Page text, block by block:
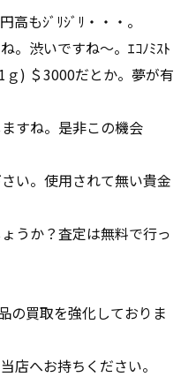
高もｼﾞﾘｼﾞﾘ・・・。
。渋いですね～。ｴｺﾉﾐｽﾄ
) ＄3000だとか。夢が有
すね。是非この機会
い。使用されて無い貴金
うか？査定は無料で行っ
の買取を強化しておりま
店へお持ちください。